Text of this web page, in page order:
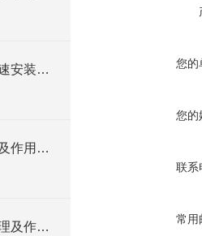
低速潜水推流（进）器快速安装方法
污水潜水搅拌机工作原理及作用特点、安装图、CAD结构图
调节池潜水搅拌机工作原理及作用特点、安装图、CAD结构图
您的
您的
联系
常用